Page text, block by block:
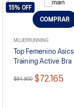
COMPRAR
MUJERRUNNING
Top Femenino Asics
Training Active Bra
$84.900 $72.165
15% OFF